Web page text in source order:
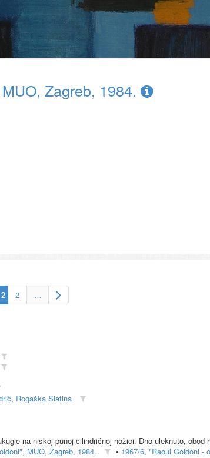
Zagreb, 1984.
2 …
Rogaška Slatina
na niskoj punoj cilindričnoj nožici. Dno uleknuto, obod
MUO, Zagreb, 1984. • 1967/6, "Raoul Goldoni -